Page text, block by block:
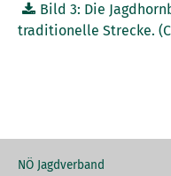
Bild 3: Die
traditionelle Strecke.
NÖ Jagdverband